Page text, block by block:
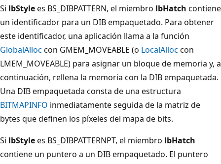
Si lbStylees BS_DIBPATTERN, el miembro lbHatch contiene
un identificador para un DIB empaquetado. Para obtener
este identificador, una aplicación llama a la función
GlobalAlloc con GMEM_MOVEABLE (o LocalAlloc con
LMEM_MOVEABLE) para asignar un bloque de memoria y, a
continuación, rellena la memoria con la DIB empaquetada.
Una DIB empaquetada consta de una estructura
BITMAPINFO inmediatamente seguida de la matriz de
bytes que definen los píxeles del mapa de bits.
Si lbStylees BS_DIBPATTERNPT, el miembro lbHatch
contiene un puntero a un DIB empaquetado. El puntero